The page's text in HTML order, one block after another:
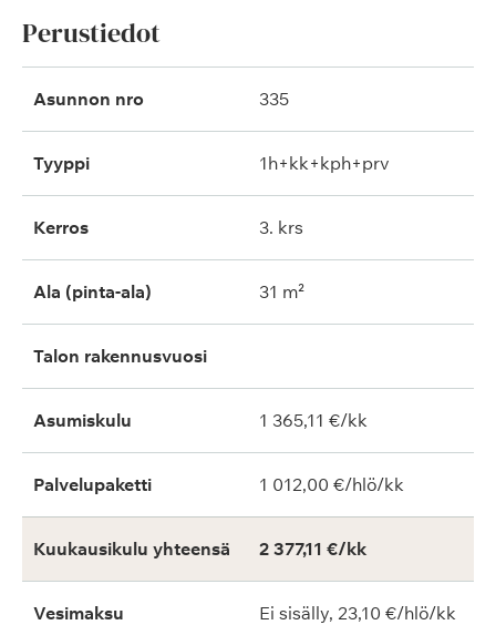
Perustiedot
Asunnon nro 335
Tyyppi 1h+kk+kph+prv
Kerros 3. krs
Ala (pinta-ala) 31 m²
Talon rakennusvuosi
Asumiskulu 1 365,11 €/kk
Palvelupaketti 1 012,00 €/hlö/kk
Kuukausikulu yhteensä 2 377,11 €/kk
Vesimaksu Ei sisälly, 23,10 €/hlö/kk